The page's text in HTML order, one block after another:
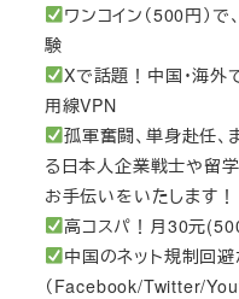
ワンコイン（500円）
験
Xで話題！中国・海
用線VPN
孤軍奮闘、単身赴任
る日本人企業戦士や留
お手伝いをいたします！
高コスパ！月30元
中国のネット規制回
（Facebook/Twitter/